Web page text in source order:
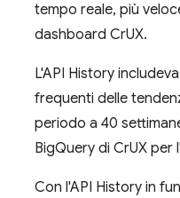
tempo reale, più
dashboard CrUX.
L'API History
frequenti delle
periodo a 40
BigQuery di CrUX per
Con l'API History in